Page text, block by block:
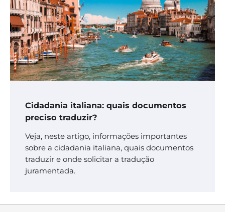
Cidadania italiana: quais documentos
preciso traduzir?
Veja, neste artigo, informações importantes
sobre a cidadania italiana, quais documentos
traduzir e onde solicitar a tradução
juramentada.